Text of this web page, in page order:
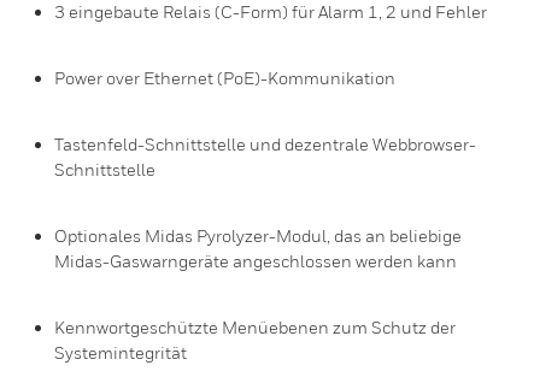
3 eingebaute Relais (C-Form) für Alarm 1, 2 und Fehler
Power over Ethernet (PoE)-Kommunikation
Tastenfeld-Schnittstelle und dezentrale Webbrowser-
Schnittstelle
Optionales Midas Pyrolyzer-Modul, das an beliebige
Midas-Gaswarngeräte angeschlossen werden kann
Kennwortgeschützte Menüebenen zum Schutz der
Systemintegrität